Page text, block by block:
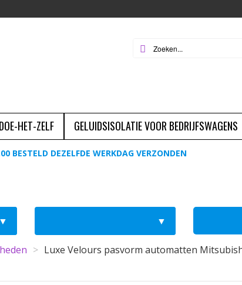
HET-ZELF GELUIDSISOLATIE VOOR BEDRIJFSWAGENS
BESTELD DEZELFDE WERKDAG VERZONDEN
> Luxe Velours pasvorm automatten